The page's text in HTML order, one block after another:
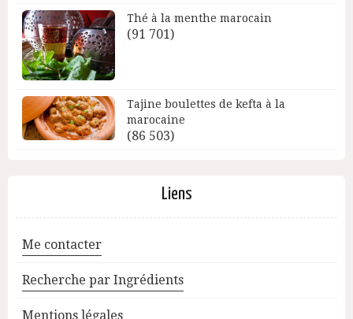
Thé à la menthe marocain
(91 701)
Tajine boulettes de kefta à la
marocaine
(86 503)
Liens
Me contacter
Recherche par Ingrédients
Mentions légales